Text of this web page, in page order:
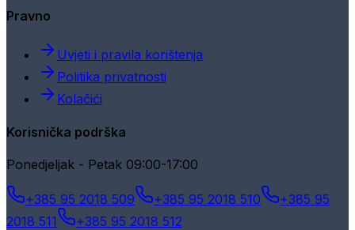
Pravno
Uvjeti i pravila korištenja
Politika privatnosti
Kolačići
Korisnička podrška
Ponedjeljak - Petak 09:00-17:00
+385 95 2018 509 +385 95 2018 510
+385 95
2018 511
+385 95 2018 512